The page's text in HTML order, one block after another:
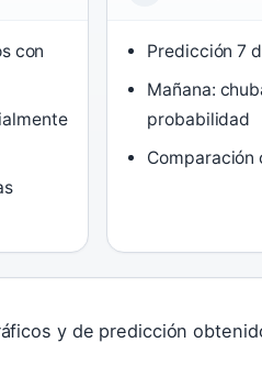
con
Predicción 7
Mañana:
probabilidad
Comparación
y de predicción